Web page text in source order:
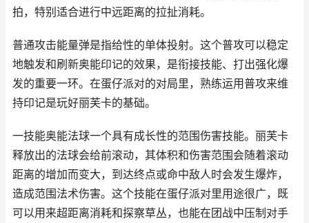
拍，特别适合进行中远距离的拉扯消耗。
普通攻击能量弹是指给性的单体投射。这个普攻可以稳定
地触发和刷新奥能印记的效果，是衔接技能、打出强化爆
发的重要一环。在蛋仔派对的对局里，熟练运用普攻来维
持印记是玩好丽芙卡的基础。
一技能奥能法球一个具有成长性的范围伤害技能。丽芙卡
释放出的法球会给前滚动，其体积和伤害范围会随着滚动
距离的增加而变大，到达终点或命中敌人时会发生爆炸，
造成范围法术伤害。这个技能在蛋仔派对里用途很广，既
可以用来超距离消耗和探察草丛，也能在团战中压制对手